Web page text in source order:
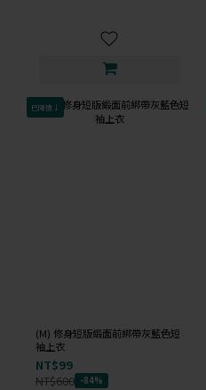
已降價↓
(M) 修身短版緞面前綁帶灰藍色短
袖上衣
NT$99
NT$600 -84%